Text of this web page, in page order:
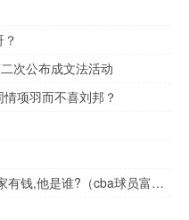
次公布成文法活动
项羽​而不喜刘邦？
CBA最有钱的富二代,球队都没他家有钱,他是谁?（cba球员富二代排名）